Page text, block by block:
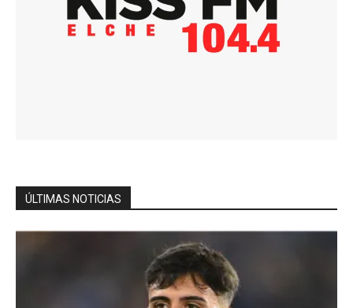
ÚLTIMAS NOTICIAS